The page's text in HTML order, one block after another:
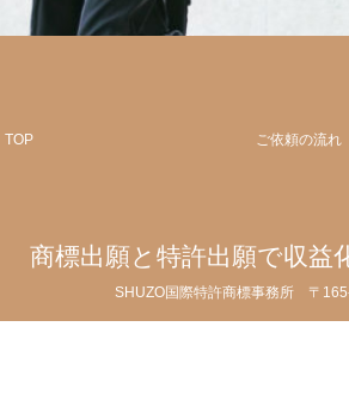
TOP ご依頼の流れ
商標出願と特許出願で収益
SHUZO国際特許商標事務所 〒